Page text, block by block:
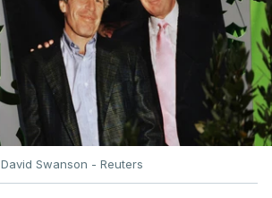
David Swanson - Reuters